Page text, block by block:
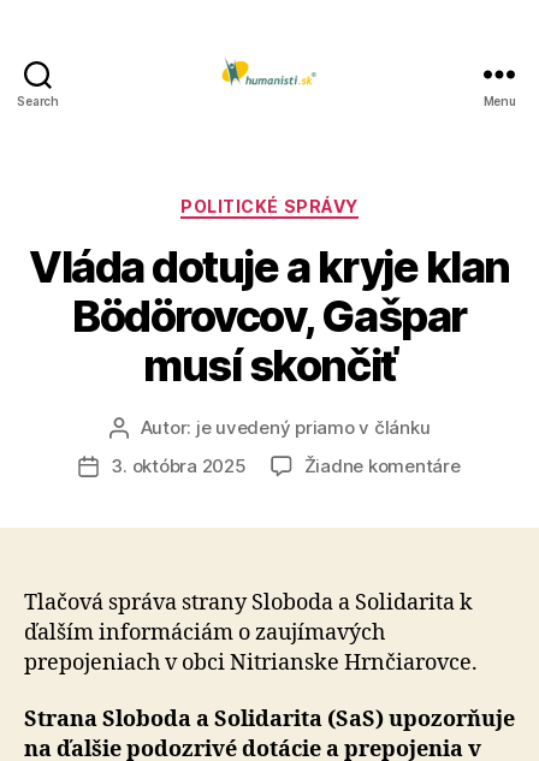
Search Menu
Kategórie
POLITICKÉ SPRÁVY
Vláda dotuje a kryje klan
Bödörovcov, Gašpar
musí skončiť
Autor
článku
Autor: je uvedený priamo v článku
Dátum
3. októbra 2025 Žiadne komentárena
klan
musí
Tlačová správa strany Sloboda a Solidarita k
ďalším in­for­má­ci­ám o zaujímavých
prepojeniach v obci Nitrianske Hrnčiarovce.
Strana Sloboda a Solidarita (SaS) upozorňuje
na ďalšie podozrivé dotácie a prepojenia v